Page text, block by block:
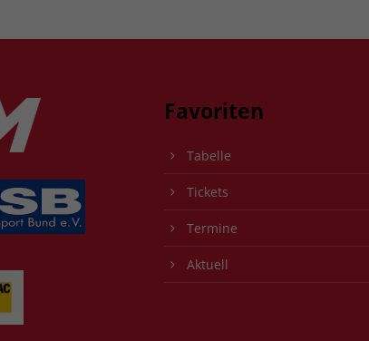
Favoriten
Tabelle
Tickets
Termine
Aktuell